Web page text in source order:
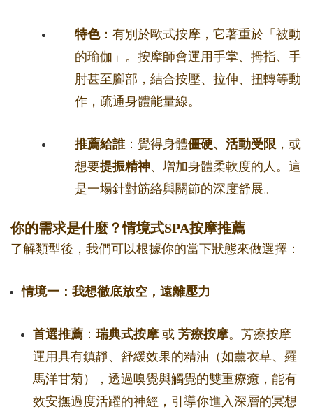
特色：有別於歐式按摩，它著重於「被動
的瑜伽」。按摩師會運用手掌、拇指、手
肘甚至腳部，結合按壓、拉伸、扭轉等動
作，疏通身體能量線。
推薦給誰：覺得身體僵硬、活動受限 ，或
想要提振精神、增加身體柔軟度的人。這
是一場針對筋絡與關節的深度舒展。
你的需求是什麼？情境式SPA按摩推薦
了解類型後，我們可以根據你的當下狀態來做選擇：
情境一：我想徹底放空，遠離壓力
首選推薦 ： 瑞典式按摩或 芳療按摩。芳療按摩
運用具有鎮靜、舒緩效果的精油（如薰衣草、羅
馬洋甘菊），透過嗅覺與觸覺的雙重療癒，能有
效安撫過度活躍的神經，引導你進入深層的冥想